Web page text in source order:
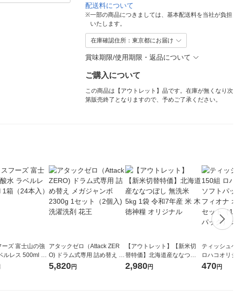
配送料について
※一部の商品につきましては、基本配送料を当社が負担
いたします。
在庫確認住所：東京都にお届け
賞味期限/使用期限・返品について
ご購入について
この商品は【アウトレット】品です。在庫が無くなり次
第販売終了となりますので、予めご了承ください。
ーズ 富士山の強
ルレス 500ml 1
アタックゼロ（Attack ZER
O) ドラム式専用 詰め替え メ
ガジャンボ 2300g 1セット
5,820円
【アウトレット】【新米切
替特価】北海道産ななつぼ
し 無洗米 5kg 1袋 令和7年産
2,980円
ティッシュペ
ロハコオリジ
ックティッシ
470円